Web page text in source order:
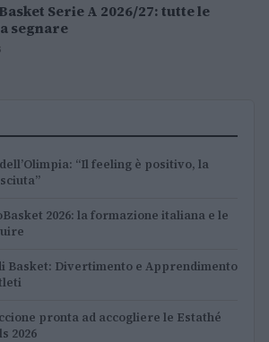
Serie A 2026/27: tutte le
segnare
“Il feeling è positivo, la
2026: la formazione italiana e le
Basket: Divertimento e Apprendimento
pronta ad accogliere le Estathé
2026